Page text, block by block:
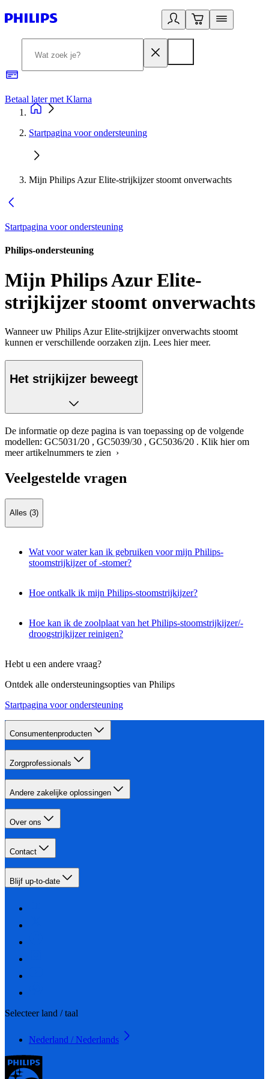
Betaal later met Klarna
Startpagina voor ondersteuning
Mijn Philips Azur Elite-strijkijzer stoomt onverwachts
Startpagina voor ondersteuning
Philips-ondersteuning
Mijn Philips Azur Elite-
strijkijzer stoomt onverwachts
Wanneer uw Philips Azur Elite-strijkijzer onverwachts stoomt
kunnen er verschillende oorzaken zijn. Lees hier meer.
Het strijkijzer beweegt
De informatie op deze pagina is van toepassing op de volgende
modellen: GC5031/20 , GC5039/30 , GC5036/20 . Klik hier om
meer artikelnummers te zien ›
Veelgestelde vragen
Alles (3)
Wat voor water kan ik gebruiken voor mijn Philips-
stoomstrijkijzer of -stomer?
Hoe ontkalk ik mijn Philips-stoomstrijkijzer?
Hoe kan ik de zoolplaat van het Philips-stoomstrijkijzer/-
droogstrijkijzer reinigen?
Hebt u een andere vraag?
Ontdek alle ondersteuningsopties van Philips
Startpagina voor ondersteuning
Consumentenproducten
Zorgprofessionals
Andere zakelijke oplossingen
Over ons
Contact
Blijf up-to-date
Selecteer land / taal
Nederland / Nederlands